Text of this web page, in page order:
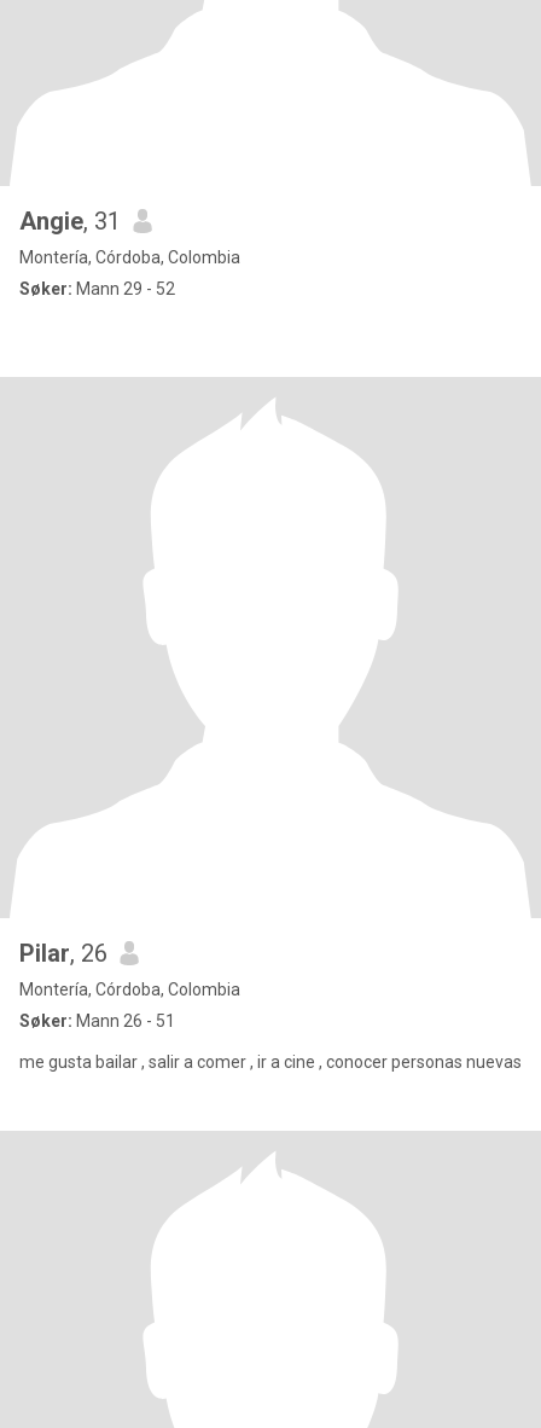
Angie, 31
Montería, Córdoba, Colombia
Søker: Mann 29 - 52
Pilar, 26
Montería, Córdoba, Colombia
Søker: Mann 26 - 51
me gusta bailar , salir a comer , ir a cine , conocer personas nuevas